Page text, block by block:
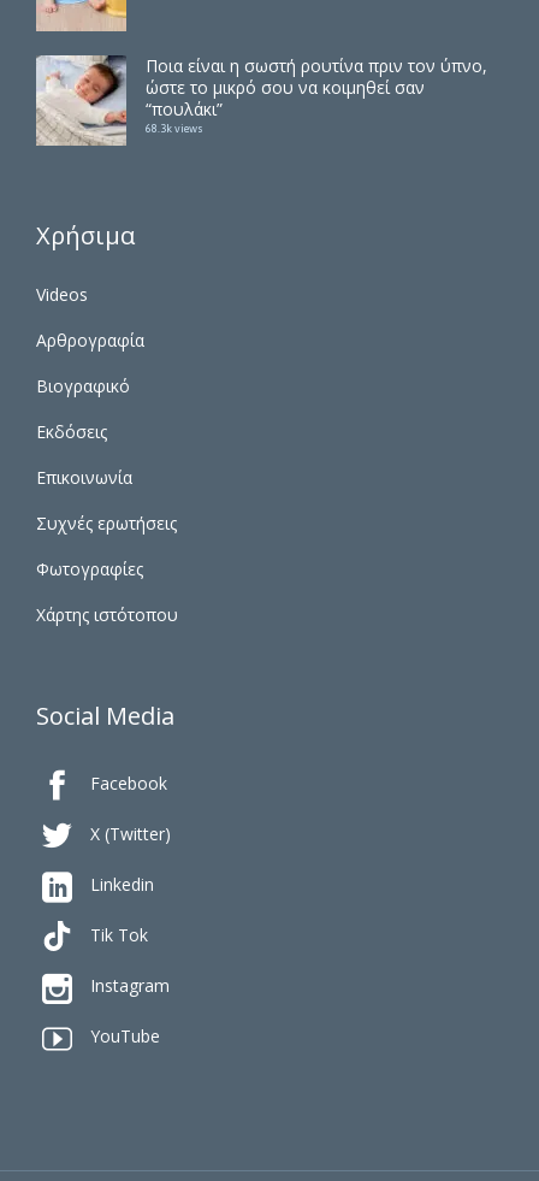
Ποια είναι η σωστή ρουτίνα πριν τον ύπνο,
ώστε το μικρό σου να κοιμηθεί σαν
“πουλάκι”
68.3k views
Χρήσιμα
Videos
Αρθρογραφία
Βιογραφικό
Εκδόσεις
Επικοινωνία
Συχνές ερωτήσεις
Φωτογραφίες
Χάρτης ιστότοπου
Social Media
 Facebook
 X (Twitter)
 Linkedin
Tik Tok
 Instagram
 YouTube